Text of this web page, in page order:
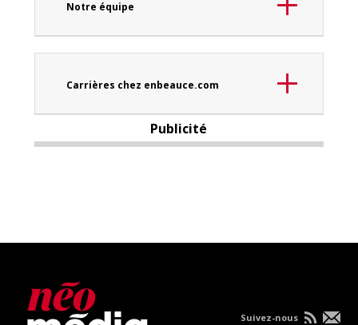
Notre équipe
Carrières chez enbeauce.com
Publicité
Suivez-nous